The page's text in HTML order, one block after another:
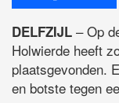
DELFZIJL – Op
Holwierde heeft
plaatsgevonden.
en botste tegen